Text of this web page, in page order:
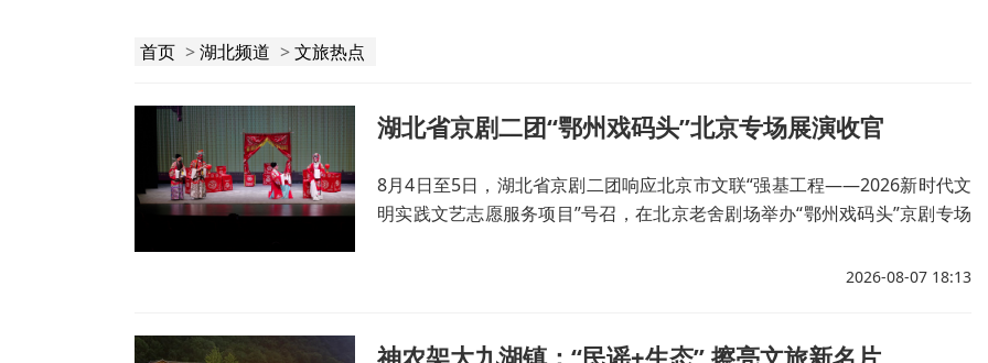
首页 >湖北频道 >文旅热点
湖北省京剧二团“鄂州戏码头”北京专场展演收官
8月4日至5日，湖北省京剧二团响应北京市文联“强基工程——2026新时代文
明实践文艺志愿服务项目”号召，在北京老舍剧场举办“鄂州戏码头”京剧专场
2026-08-07 18:13
神农架大九湖镇：“民谣+生态” 擦亮文旅新名片